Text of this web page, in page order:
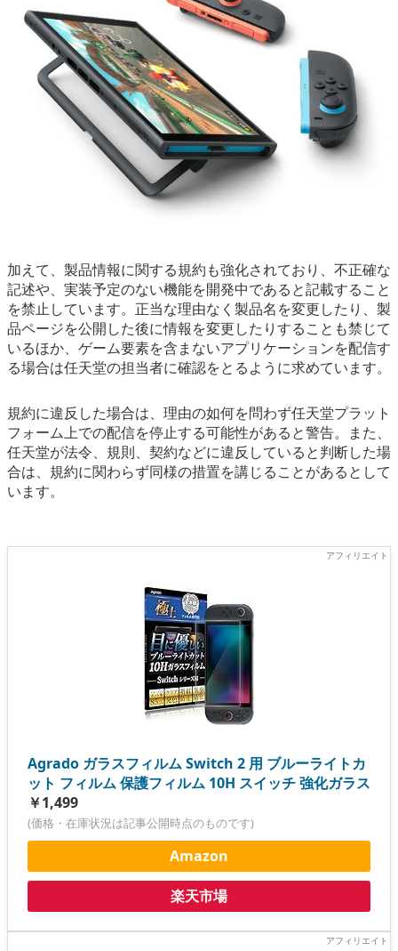
加えて、製品情報に関する規約も強化されており、不正確な
記述や、実装予定のない機能を開発中であると記載すること
を禁止しています。正当な理由なく製品名を変更したり、製
品ページを公開した後に情報を変更したりすることも禁じて
いるほか、ゲーム要素を含まないアプリケーションを配信す
る場合は任天堂の担当者に確認をとるように求めています。
規約に違反した場合は、理由の如何を問わず任天堂プラット
フォーム上での配信を停止する可能性があると警告。また、
任天堂が法令、規則、契約などに違反していると判断した場
合は、規約に関わらず同様の措置を講じることがあるとして
います。
Agrado ガラスフィルム Switch 2 用 ブルーライトカ
ット フィルム 保護フィルム 10H スイッチ 強化ガラス
￥1,499
(価格・在庫状況は記事公開時点のものです)
Amazon
楽天市場